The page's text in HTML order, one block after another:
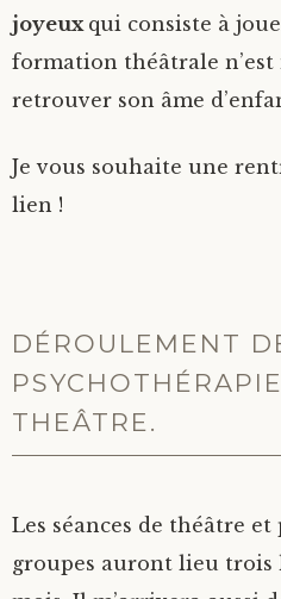
joyeux qui consiste à
formation théâtrale n’est
retrouver son âme
Je vous souhaite une
lien !
DÉROULEMENT
THEÂTRE.
Les séances de théâtre
groupes auront lieu trois